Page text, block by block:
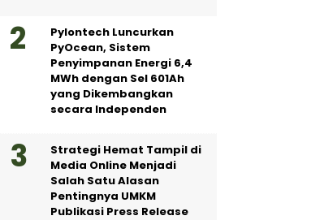
Pylontech Luncurkan
PyOcean, Sistem
Penyimpanan Energi 6,4
MWh dengan Sel 601Ah
yang Dikembangkan
secara Independen
Strategi Hemat Tampil di
Media Online Menjadi
Salah Satu Alasan
Pentingnya UMKM
Publikasi Press Release